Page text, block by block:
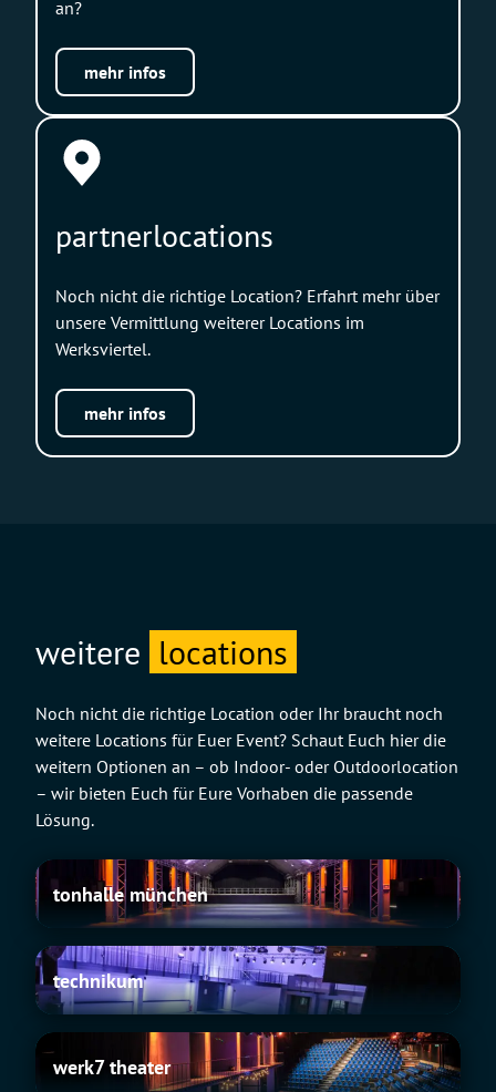
an?
mehr infos
partnerlocations
Noch nicht die richtige Location? Erfahrt mehr über
unsere Vermittlung weiterer Locations im
Werksviertel.
mehr infos
weitere locations
Noch nicht die richtige Location oder Ihr braucht noch
weitere Locations für Euer Event? Schaut Euch hier die
weitern Optionen an – ob Indoor- oder Outdoorlocation
– wir bieten Euch für Eure Vorhaben die passende
Lösung.
tonhalle
münchen
tonhalle münchen
technikum
technikum
werk7
theater
werk7 theater